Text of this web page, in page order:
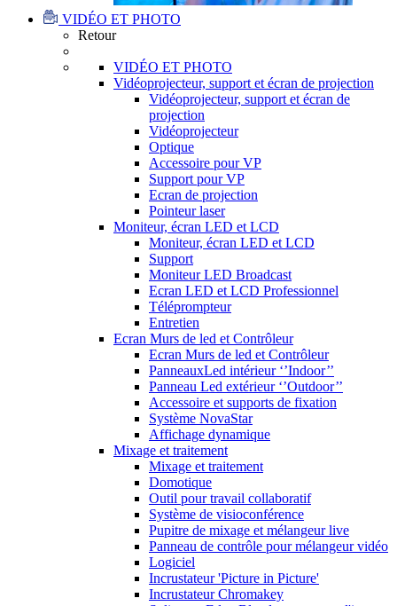
VIDÉO ET PHOTO
Retour
VIDÉO ET PHOTO
Vidéoprojecteur, support et écran de projection
Vidéoprojecteur, support et écran de
projection
Vidéoprojecteur
Optique
Accessoire pour VP
Support pour VP
Ecran de projection
Pointeur laser
Moniteur, écran LED et LCD
Moniteur, écran LED et LCD
Support
Moniteur LED Broadcast
Ecran LED et LCD Professionnel
Téléprompteur
Entretien
Ecran Murs de led et Contrôleur
Ecran Murs de led et Contrôleur
PanneauxLed intérieur ‘’Indoor’’
Panneau Led extérieur ‘’Outdoor’’
Accessoire et supports de fixation
Système NovaStar
Affichage dynamique
Mixage et traitement
Mixage et traitement
Domotique
Outil pour travail collaboratif
Système de visioconférence
Pupitre de mixage et mélangeur live
Panneau de contrôle pour mélangeur vidéo
Logiciel
Incrustateur 'Picture in Picture'
Incrustateur Chromakey